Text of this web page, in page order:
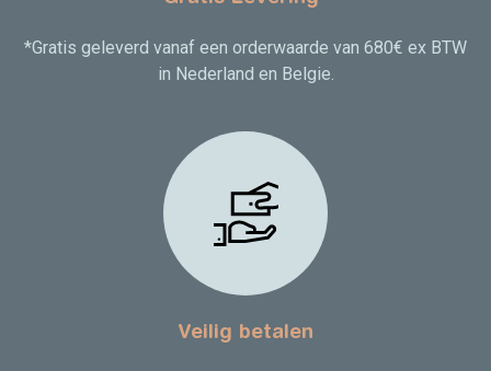
*Gratis geleverd vanaf een orderwaarde van 680€ ex BTW
in Nederland en Belgie.
Veilig betalen